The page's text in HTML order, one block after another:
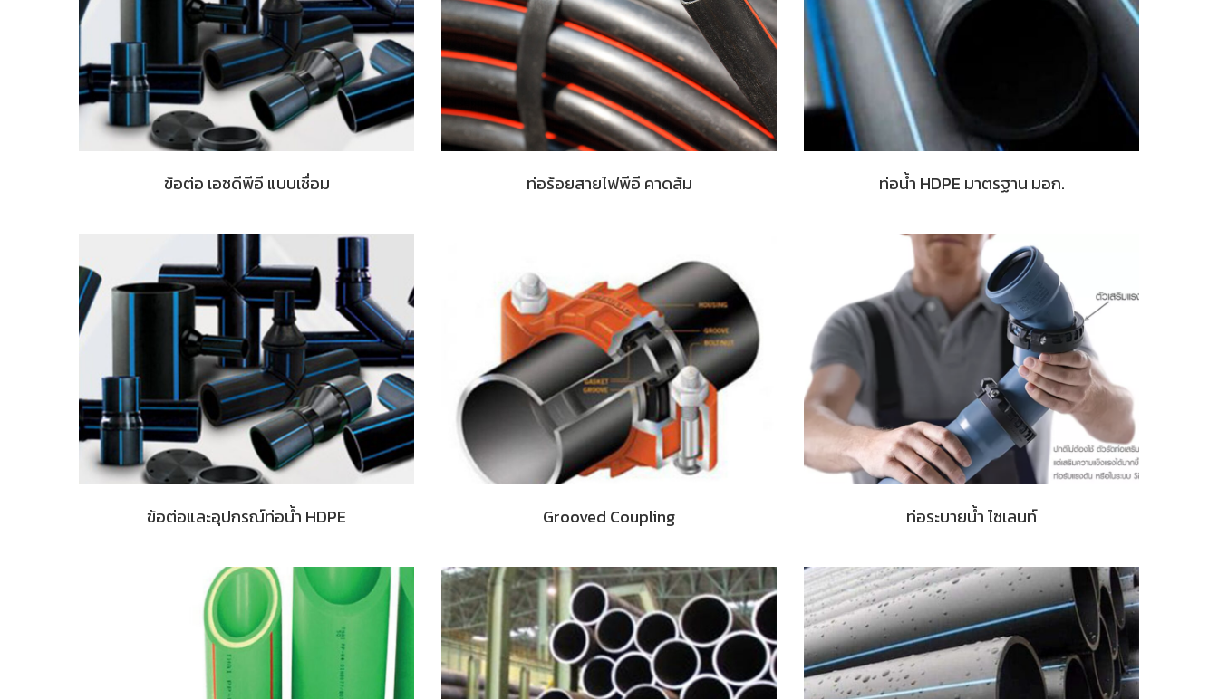
ข้อต่อ เอชดีพีอี แบบเชื่อม ท่อร้อยสายไฟพีอี คาดส้ม ท่อน้ำ HDPE มาตรฐาน มอก.
ข้อต่อและอุปกรณ์ท่อน้ำ HDPE Grooved Coupling ท่อระบายน้ำ ไซเลนท์